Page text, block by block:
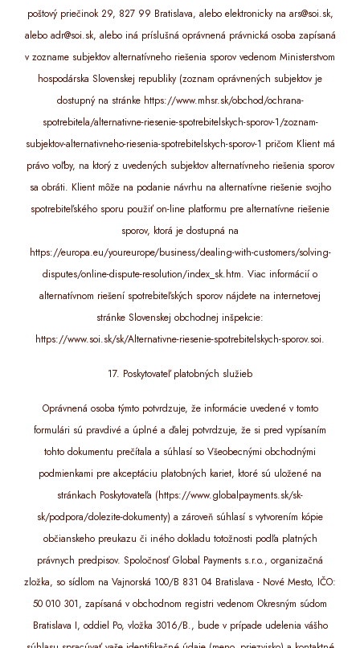
poštový priečinok 29, 827 99 Bratislava, alebo elektronicky na ars@soi.sk,
alebo adr@soi.sk, alebo iná príslušná oprávnená právnická osoba zapísaná
v zozname subjektov alternatívneho riešenia sporov vedenom Ministerstvom
hospodárska Slovenskej republiky (zoznam oprávnených subjektov je
dostupný na stránke https://www.mhsr.sk/obchod/ochrana-
spotrebitela/alternativne-riesenie-spotrebitelskych-sporov-1/zoznam-
subjektov-alternativneho-riesenia-spotrebitelskych-sporov-1 pričom Klient má
právo voľby, na ktorý z uvedených subjektov alternatívneho riešenia sporov
sa obráti. Klient môže na podanie návrhu na alternatívne riešenie svojho
spotrebiteľského sporu použiť on-line platformu pre alternatívne riešenie
sporov, ktorá je dostupná na
https://europa.eu/youreurope/business/dealing-with-customers/solving-
disputes/online-dispute-resolution/index_sk.htm. Viac informácií o
alternatívnom riešení spotrebiteľských sporov nájdete na internetovej
stránke Slovenskej obchodnej inšpekcie:
https://www.soi.sk/sk/Alternativne-riesenie-spotrebitelskych-sporov.soi.
17. Poskytovateľ platobných služieb
Oprávnená osoba týmto potvrdzuje, že informácie uvedené v tomto
formulári sú pravdivé a úplné a ďalej potvrdzuje, že si pred vypísaním
tohto dokumentu prečítala a súhlasí so Všeobecnými obchodnými
podmienkami pre akceptáciu platobných kariet, ktoré sú uložené na
stránkach Poskytovateľa (https://www.globalpayments.sk/sk-
sk/podpora/dolezite-dokumenty) a zároveň súhlasí s vytvorením kópie
občianskeho preukazu či iného dokladu totožnosti podľa platných
právnych predpisov. Spoločnosť Global Payments s.r.o., organizačná
zložka, so sídlom na Vajnorská 100/B 831 04 Bratislava - Nové Mesto, IČO:
50 010 301, zapísaná v obchodnom registri vedenom Okresným súdom
Bratislava I, oddiel Po, vložka 3016/B., bude v prípade udelenia vášho